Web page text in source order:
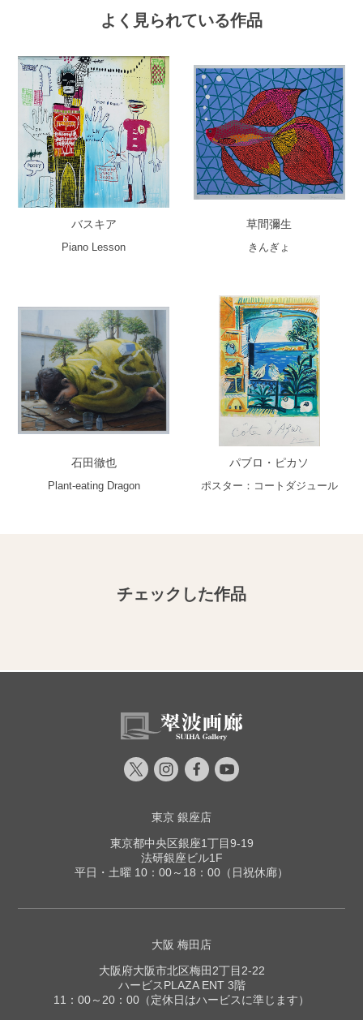
よく見られている作品
バスキア
Piano Lesson
草間彌生
きんぎょ
石田徹也
Plant-eating Dragon
パブロ・ピカソ
ポスター：コートダジュール
チェックした作品
東京 銀座店
東京都中央区銀座1丁目9-19
法研銀座ビル1F
平日・土曜 10：00～18：00（日祝休廊）
大阪 梅田店
大阪府大阪市北区梅田2丁目2-22
ハービスPLAZA ENT 3階
11：00～20：00（定休日はハービスに準じます）